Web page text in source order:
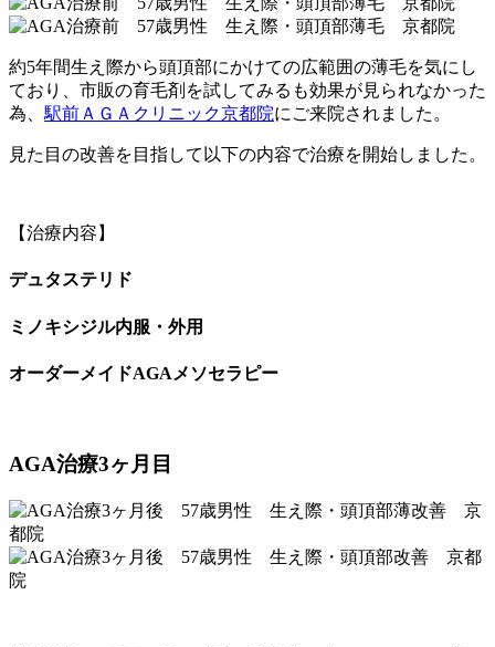
約5年間生え際から頭頂部にかけての広範囲の薄毛を気にし
ており、市販の育毛剤を試してみるも効果が見られなかった
為、 駅前ＡＧＡクリニック京都院にご来院されました。
見た目の改善を目指して以下の内容で治療を開始しました。
【治療内容】
デュタステリド
ミノキシジル内服・外用
オーダーメイドAGAメソセラピー
AGA治療3ヶ月目